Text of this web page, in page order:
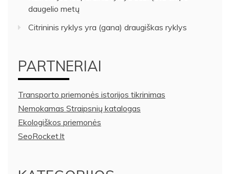
daugelio metų
Citrininis ryklys yra (gana) draugiškas ryklys
PARTNERIAI
Transporto priemonės istorijos tikrinimas
Nemokamas Straipsnių katalogas
Ekologiškos priemonės
SeoRocket.lt